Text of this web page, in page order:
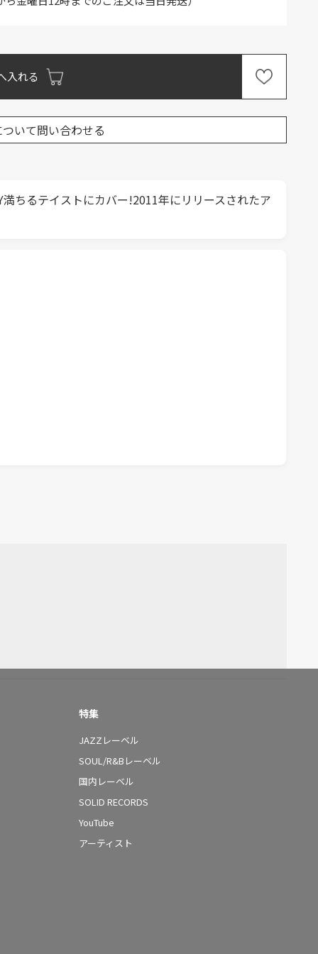
入れる
いて問い合わせる
ちるテイストにカバー!2011年にリリースされたア
特集
JAZZレーベル
SOUL/R&Bレーベル
国内レーベル
SOLID RECORDS
YouTube
アーティスト